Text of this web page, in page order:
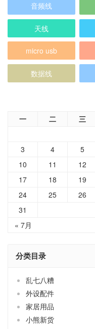
音频线
天线
micro usb
数据线
一 二 三
« 7月
3
4 5
10
11 12
17
18 19
24
25 26
31
分类目录
乱七八糟
外设配件
家居用品
小熊新货